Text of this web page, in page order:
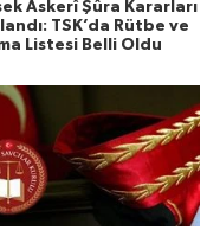
Askerî Şûra Kararları
TSK’da Rütbe ve
Listesi Belli Oldu